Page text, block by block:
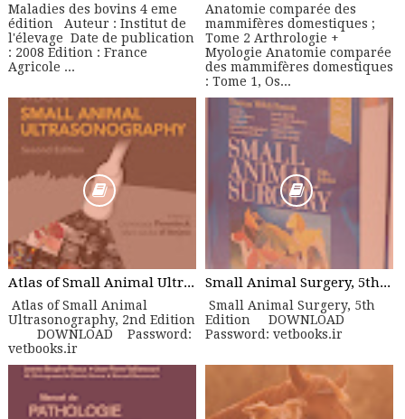
Maladies des bovins 4 eme
édition Auteur : Institut de
l'élevage Date de publication
: 2008 Edition : France
Agricole ...
Anatomie comparée des
mammifères domestiques ;
Tome 2 Arthrologie +
Myologie Anatomie comparée
des mammifères domestiques
: Tome 1, Os...
Atlas of Small Animal Ultrasonography, 2nd Edition
Atlas of Small Animal
Ultrasonography, 2nd Edition
DOWNLOAD Password:
vetbooks.ir
Small Animal Surgery, 5th Edition
Small Animal Surgery, 5th
Edition DOWNLOAD
Password: vetbooks.ir